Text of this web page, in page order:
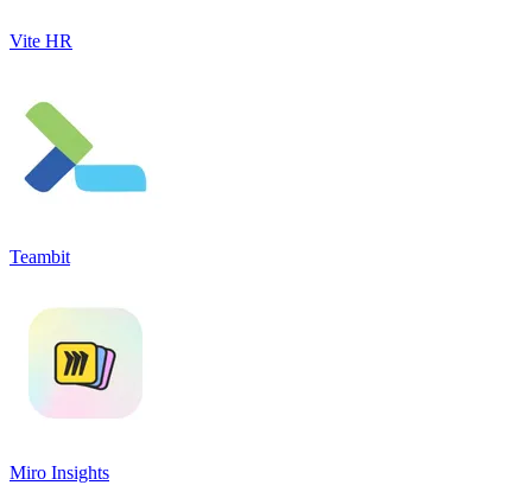
Vite HR
Teambit
Miro Insights